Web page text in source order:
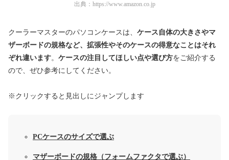
出典： https://www.amazon.co.jp
クーラーマスターのパソコンケースは、 ケース自体の大きさやマ
ザーボードの規格など、拡張性やそのケースの得意なことはそれ
ぞれ違います。 ケースの注目してほしい点や選び方をご紹介する
ので、ぜひ参考にしてください。
※クリックすると見出しにジャンプします
PCケースのサイズで選ぶ
マザーボードの規格（フォームファクタで選ぶ）